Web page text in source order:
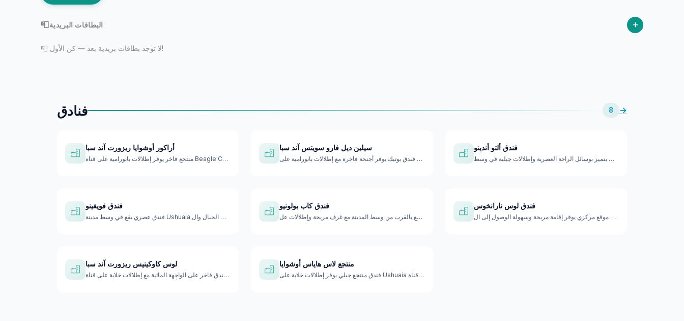
📮البطاقات البريدية +
📮 لا توجد بطاقات بريدية بعد — كن الأول!
فنادق 8 →
أراكور أوشوايا ريزورت آند سبا
منتجع فاخر يوفر إطلالات بانورامية على قناة Beagle Channel وا…
سيلين ديل فارو سويتس آند سبا
فندق بوتيك يوفر أجنحة فاخرة مع إطلالات بانورامية على Beagle …
فندق ألتو أندينو
فندق بوتيك يتميز بوسائل الراحة العصرية وإطلالات جبلية في وسط…
فندق فويغينو
فندق عصري يقع في وسط مدينة Ushuaia مع إطلالات على الجبال وال…
فندق كاب بولونيو
فندق عصري يقع بالقرب من وسط المدينة مع غرف مريحة وإطلالات عل…
فندق لوس نارانخوس
فندق يقع في موقع مركزي يوفر إقامة مريحة وسهولة الوصول إلى ال…
لوس كاوكينيس ريزورت آند سبا
فندق فاخر على الواجهة المائية مع إطلالات خلابة على قناة Beag…
منتجع لاس هاياس أوشوايا
فندق منتجع جبلي يوفر إطلالات خلابة على Ushuaia وقناة Beagle.…